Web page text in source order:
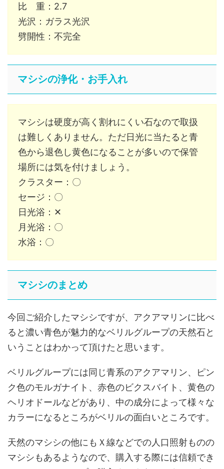
比 重：2.7
光沢：ガラス光沢
劈開性：不完全
マシシの浄化・お手入れ
マシシは硬度が高く割れにくい石なので取扱
は難しくありません。ただ日光に当たると青
色から退色し黄色になることが多いので保管
場所には気を付けましょう。
クラスター：〇
セージ：〇
日光浴：✕
月光浴：〇
水浴：〇
マシシのまとめ
今回ご紹介したマシシですが、アクアマリンに比べ
ると濃い青色が魅力的なベリルグループの天然石と
いうことはわかって頂けたと思います。
ベリルグループには同じ青系のアクアマリン、ピン
ク色のモルガナイト、赤色のビクスバイト、黄色の
ヘリオドールなどがあり、中の成分によって様々な
カラーになるところがベリルの面白いところです。
天然のマシシの他にもＸ線などでの人口照射ものの
マシシもあるようなので、購入する際には信頼でき